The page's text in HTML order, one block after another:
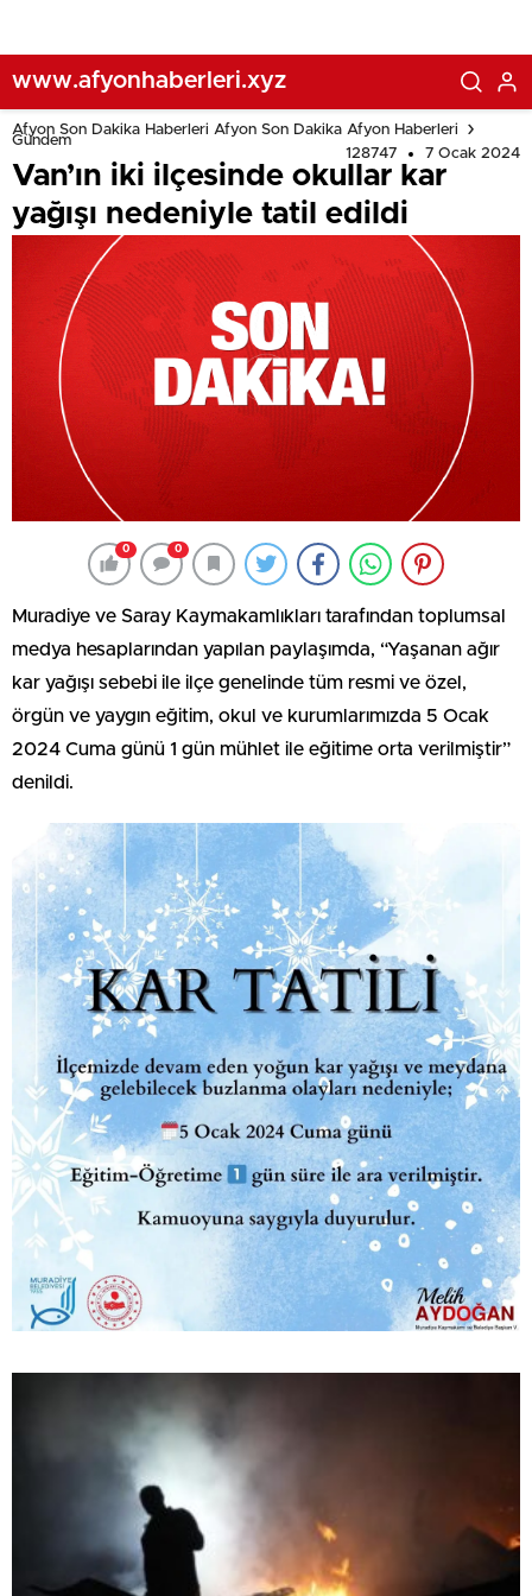
www.afyonhaberleri.xyz
Afyon Son Dakika Haberleri Afyon Son Dakika Afyon Haberleri
Gündem
128747
7 Ocak 2024
Van’ın iki ilçesinde okullar kar
yağışı nedeniyle tatil edildi
0 0
Muradiye ve Saray Kaymakamlıkları tarafından toplumsal
medya hesaplarından yapılan paylaşımda, “Yaşanan ağır
kar yağışı sebebi ile ilçe genelinde tüm resmi ve özel,
örgün ve yaygın eğitim, okul ve kurumlarımızda 5 Ocak
2024 Cuma günü 1 gün mühlet ile eğitime orta verilmiştir”
denildi.